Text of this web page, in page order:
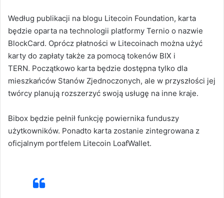
Według publikacji na blogu Litecoin Foundation, karta
będzie oparta na technologii platformy Ternio o nazwie
BlockCard. Oprócz płatności w Litecoinach można użyć
karty do zapłaty także za pomocą tokenów BIX i
TERN. Początkowo karta będzie dostępna tylko dla
mieszkańców Stanów Zjednoczonych, ale w przyszłości jej
twórcy planują rozszerzyć swoją usługę na inne kraje.
Bibox będzie pełnił funkcję powiernika funduszy
użytkowników. Ponadto karta zostanie zintegrowana z
oficjalnym portfelem Litecoin LoafWallet.